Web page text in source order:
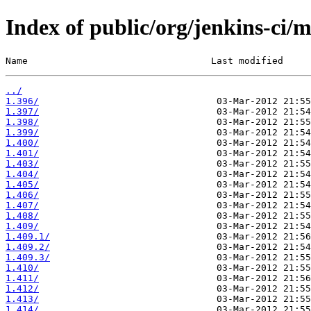
Index of public/org/jenkins-ci/
Name                                 Last modified
../
1.396/
1.397/
1.398/
1.399/
1.400/
1.401/
1.403/
1.404/
1.405/
1.406/
1.407/
1.408/
1.409/
1.409.1/
1.409.2/
1.409.3/
1.410/
1.411/
1.412/
1.413/